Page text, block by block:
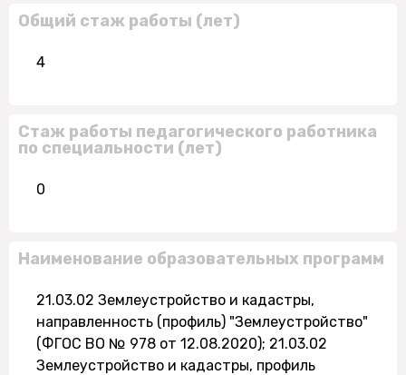
Общий стаж работы (лет)
4
Стаж работы педагогического работника
по специальности (лет)
0
Наименование образовательных программ
21.03.02 Землеустройство и кадастры,
направленность (профиль) "Землеустройство"
(ФГОС ВО № 978 от 12.08.2020); 21.03.02
Землеустройство и кадастры, профиль